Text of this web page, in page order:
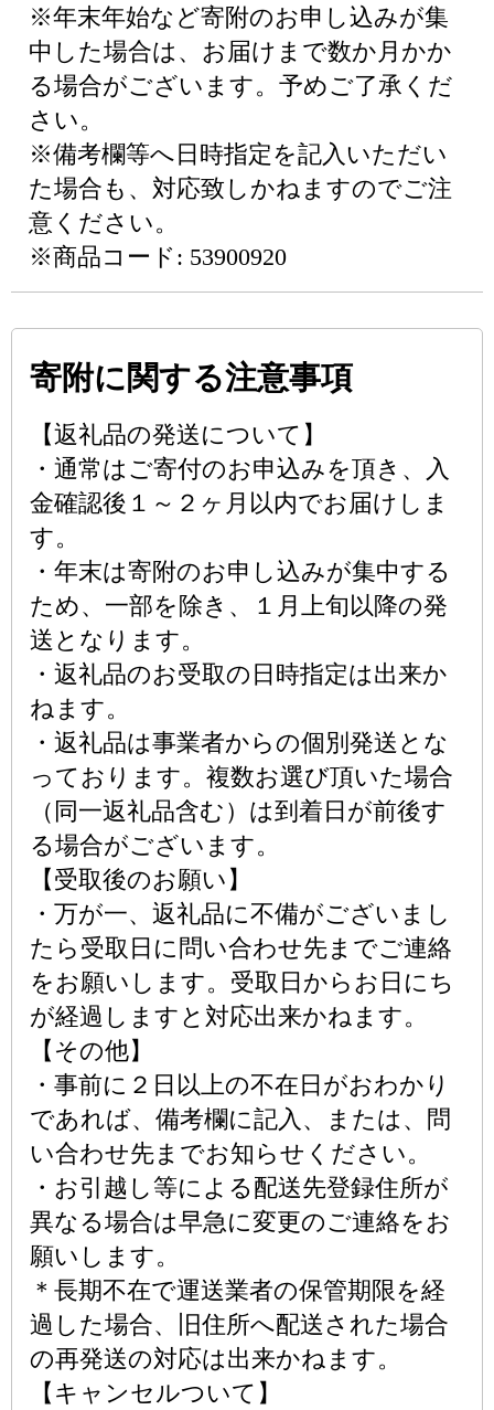
※年末年始など寄附のお申し込みが集
中した場合は、お届けまで数か月かか
る場合がございます。予めご了承くだ
さい。
※備考欄等へ日時指定を記入いただい
た場合も、対応致しかねますのでご注
意ください。
※商品コード: 53900920
寄附に関する注意事項
【返礼品の発送について】
・通常はご寄付のお申込みを頂き、入
金確認後１～２ヶ月以内でお届けしま
す。
・年末は寄附のお申し込みが集中する
ため、一部を除き、１月上旬以降の発
送となります。
・返礼品のお受取の日時指定は出来か
ねます。
・返礼品は事業者からの個別発送とな
っております。複数お選び頂いた場合
（同一返礼品含む）は到着日が前後す
る場合がございます。
【受取後のお願い】
・万が一、返礼品に不備がございまし
たら受取日に問い合わせ先までご連絡
をお願いします。受取日からお日にち
が経過しますと対応出来かねます。
【その他】
・事前に２日以上の不在日がおわかり
であれば、備考欄に記入、または、問
い合わせ先までお知らせください。
・お引越し等による配送先登録住所が
異なる場合は早急に変更のご連絡をお
願いします。
＊長期不在で運送業者の保管期限を経
過した場合、旧住所へ配送された場合
の再発送の対応は出来かねます。
【キャンセルついて】